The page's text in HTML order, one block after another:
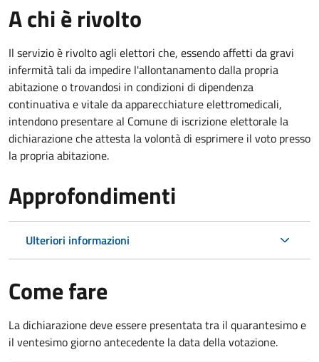
A chi è rivolto
Il servizio è rivolto agli elettori che, essendo affetti da gravi
infermità tali da impedire l'allontanamento dalla propria
abitazione o trovandosi in condizioni di dipendenza
continuativa e vitale da apparecchiature elettromedicali,
intendono presentare al Comune di iscrizione elettorale la
dichiarazione che attesta la volontà di esprimere il voto presso
la propria abitazione.
Approfondimenti
Ulteriori informazioni
Come fare
La dichiarazione deve essere presentata tra il quarantesimo e
il ventesimo giorno antecedente la data della votazione.